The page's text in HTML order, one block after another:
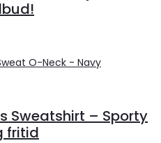
Sweatshirt – Sporty
fritid